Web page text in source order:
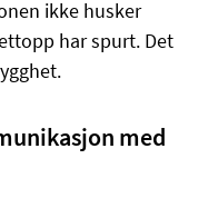
ikke husker
har spurt. Det
med